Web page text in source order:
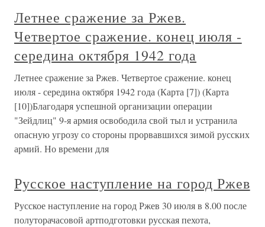
Летнее сражение за Ржев.
Четвертое сражение. конец июля -
середина октября 1942 года
Летнее сражение за Ржев. Четвертое сражение. конец
июля - середина октября 1942 года (Карта [7]) (Карта
[10])Благодаря успешной организации операции
"Зейдлиц" 9-я армия освободила свой тыл и устранила
опасную угрозу со стороны прорвавшихся зимой русских
армий. Но времени для
Русское наступление на город Ржев
Русское наступление на город Ржев 30 июля в 8.00 после
полуторачасовой артподготовки русская пехота,